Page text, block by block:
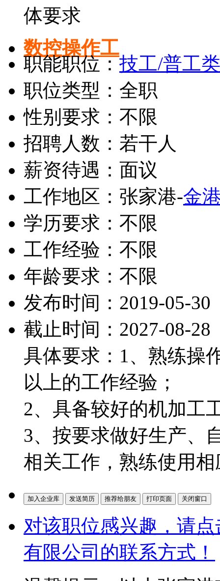
体要求
数控操作工
职能职位：技工/普工类
职位类型：全职
性别要求：不限
招聘人数：若干人
薪资待遇：面议
工作地区：张家港-金
学历要求：不限
工作经验：不限
年龄要求：不限
发布时间：2019-05-30
截止时间：2027-08-28
具体要求：1、熟练操
以上的工作经验；
2、具备较好的机加工
3、按要求做好生产、
相关工作，熟练使用
对该职位感兴趣，请
有限公司的联系方式！